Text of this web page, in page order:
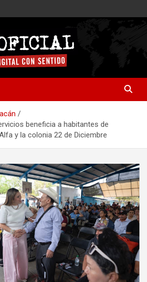
beneficia a habitantes de
y la colonia 22 de Diciembre